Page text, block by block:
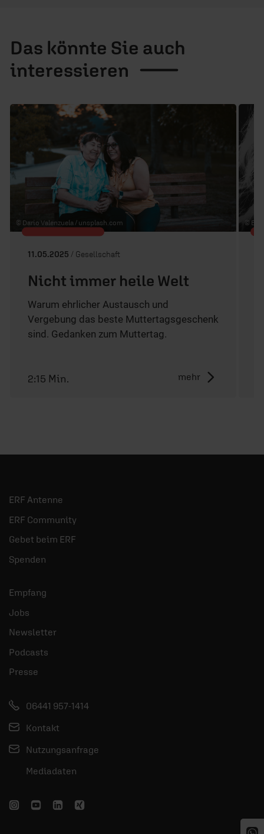
Das könnte Sie auch
interessieren
© Dario Valenzuela / unsplash.com
11.05.2025 / Gesellschaft
Nicht immer heile Welt
Warum ehrlicher Austausch und
Vergebung das beste Muttertagsgeschenk
sind. Gedanken zum Muttertag.
mehr
2:15 Min.
©
ERF Antenne
ERF Community
Gebet beim ERF
Spenden
Empfang
Jobs
Newsletter
Podcasts
Presse
06441 957-1414
Kontakt
Nutzungsanfrage
Mediadaten